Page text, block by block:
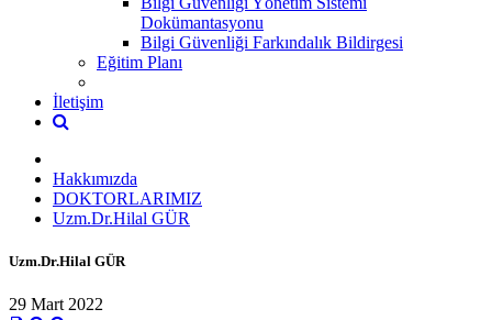
Dokümantasyonu
Bilgi Güvenliği Farkındalık Bildirgesi
Eğitim Planı
İletişim
Hakkımızda
DOKTORLARIMIZ
Uzm.Dr.Hilal GÜR
Uzm.Dr.Hilal GÜR
29 Mart 2022